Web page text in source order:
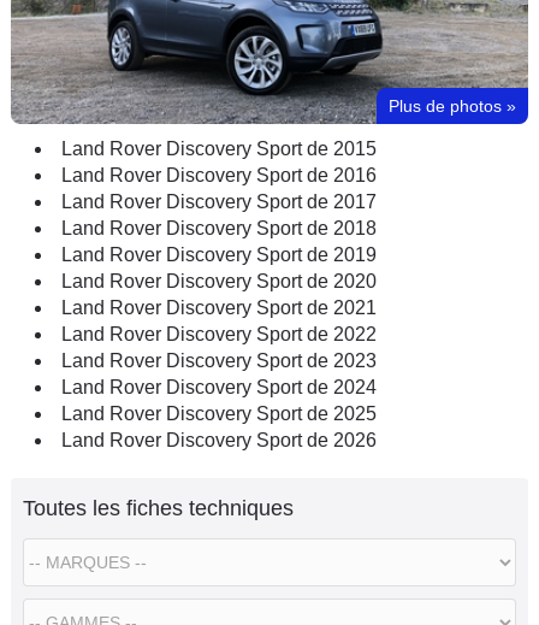
Plus de photos »
Land Rover Discovery Sport de 2015
Land Rover Discovery Sport de 2016
Land Rover Discovery Sport de 2017
Land Rover Discovery Sport de 2018
Land Rover Discovery Sport de 2019
Land Rover Discovery Sport de 2020
Land Rover Discovery Sport de 2021
Land Rover Discovery Sport de 2022
Land Rover Discovery Sport de 2023
Land Rover Discovery Sport de 2024
Land Rover Discovery Sport de 2025
Land Rover Discovery Sport de 2026
Toutes les fiches techniques